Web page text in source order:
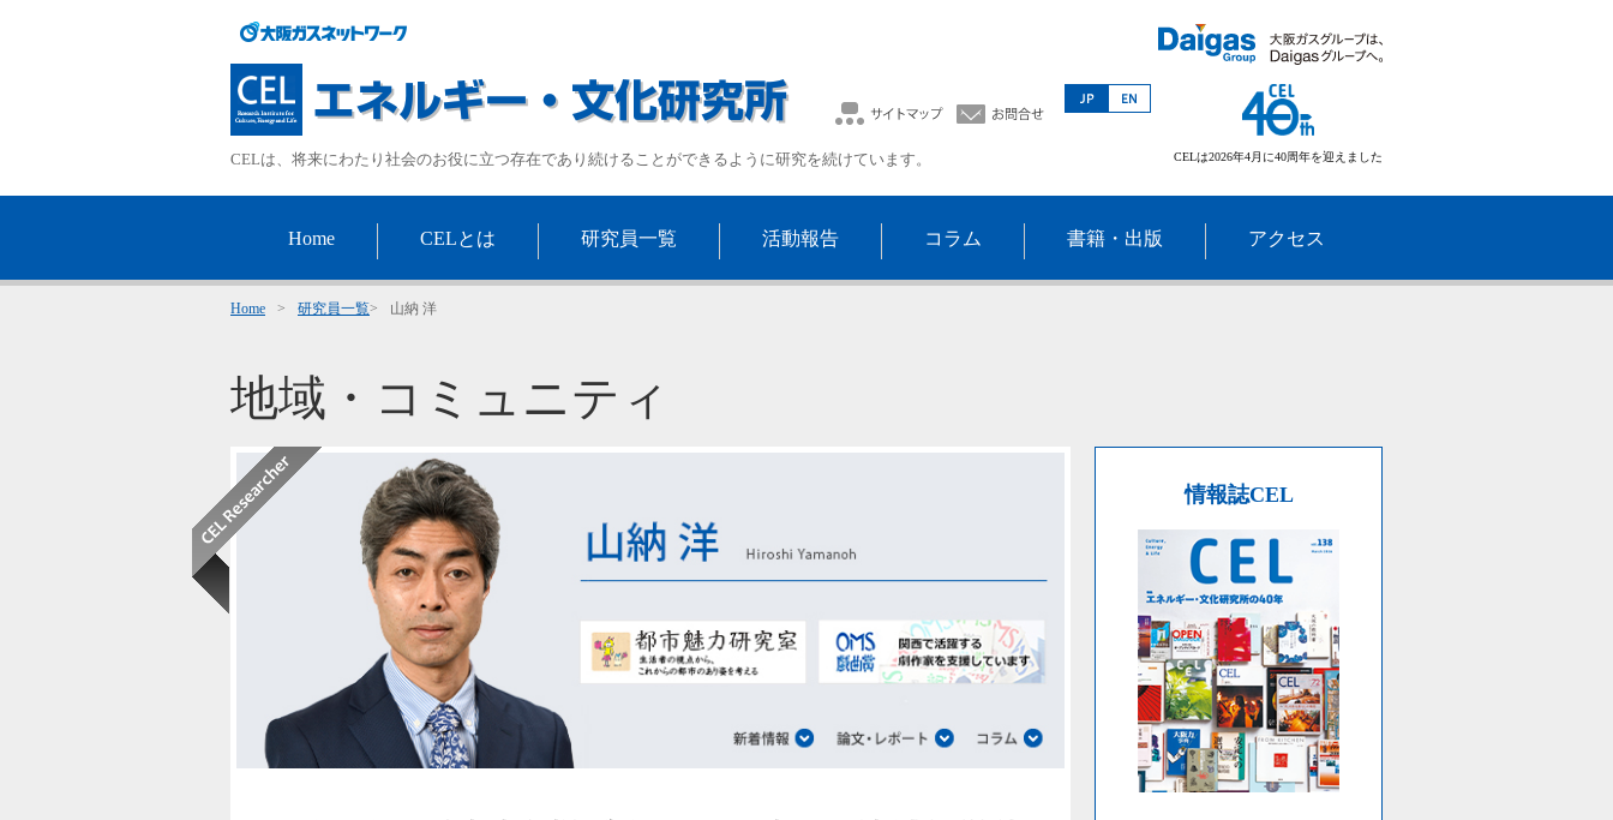
CELは、将来にわたり社会のお役に立つ存在であり続けることができるように研究を続けています。 CELは2026年4月に40周年を迎えました
Home CELとは 研究員一覧 活動報告 コラム 書籍・出版 アクセス
Home > 研究員一覧> 山納 洋
地域・コミュニティ
情報誌CEL